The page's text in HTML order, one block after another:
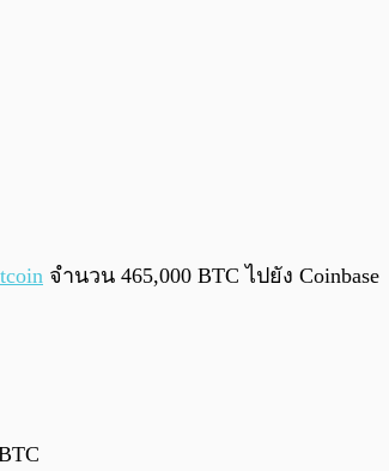
0:00/0:00
จำนวน 465,000 BTC ไปยัง Coinbase